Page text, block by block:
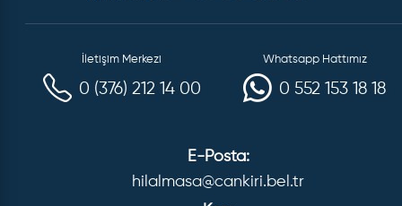
İletişim Merkezi
0 (376) 212 14 00
Whatsapp Hattımız
0 552 153 18 18
E-Posta:
hilalmasa@cankiri.bel.tr